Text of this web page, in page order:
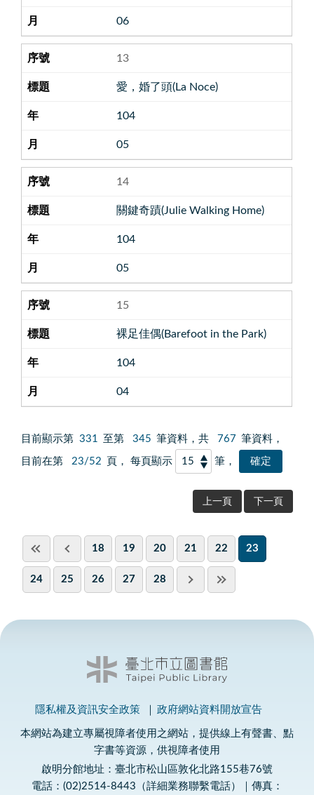
06
13
愛，婚了頭(La Noce)
104
05
14
關鍵奇蹟(Julie Walking Home)
104
05
15
裸足佳偶(Barefoot in the Park)
104
04
目前顯示第 331 至第 345 筆資料，共 767 筆資料，
目前在第 23/52 頁， 每頁顯示 筆，
上一頁 下一頁
18 19 20 21 22 23
24 25 26 27 28
隱私權及資訊安全政策 政府網站資料開放宣告
本網站為建立專屬視障者使用之網站，提供線上有聲書、點
字書等資源，供視障者使用
啟明分館地址：臺北市松山區敦化北路155巷76號
電話：(02)2514-8443（詳細業務聯繫電話）｜傳真：